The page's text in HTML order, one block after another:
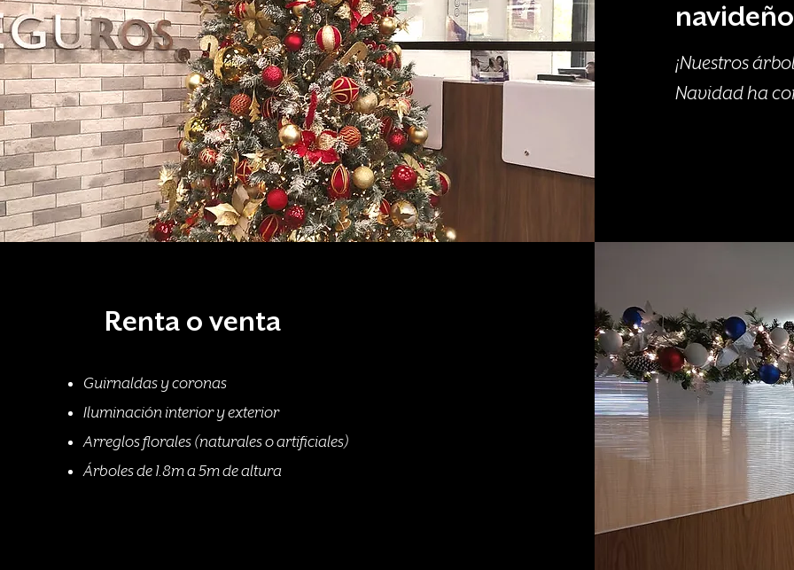
¡Nuestros
Navidadha
Guirnaldas y coronas
Iluminación interior y exterior
Arreglos florales (naturales o artificiales)
Árboles de 1.8m a 5m de altura
Renta o venta